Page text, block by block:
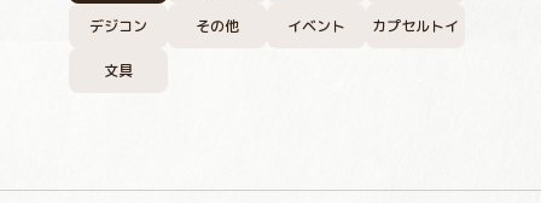
デジコン その他 イベント カプセルトイ
文具